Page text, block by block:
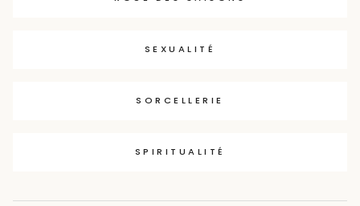
SEXUALITÉ
SORCELLERIE
SPIRITUALITÉ